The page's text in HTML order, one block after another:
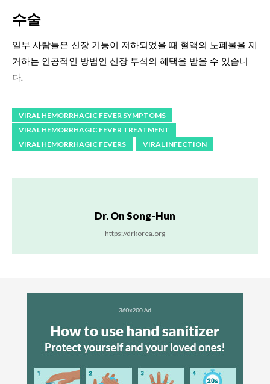
수술
일부 사람들은 신장 기능이 저하되었을 때 혈액의 노폐물을 제
거하는 인공적인 방법인 신장 투석의 혜택을 받을 수 있습니
다.
VIRAL HEMORRHAGIC FEVER SYMPTOMS
VIRAL HEMORRHAGIC FEVER TREATMENT
VIRAL HEMORRHAGIC FEVERS
VIRAL INFECTION
Dr. On Song-Hun
https://drkorea.org